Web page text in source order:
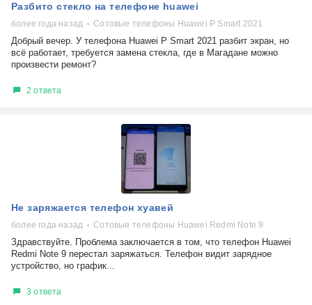
Разбито стекло на телефоне huawei
более года назад Сотовые телефоны Huawei P Smart 2021
Добрый вечер. У телефона Huawei P Smart 2021 разбит экран, но
всё работает, требуется замена стекла, где в Магадане можно
произвести ремонт?
2 ответа
Не заряжается телефон хуавей
более года назад Сотовые телефоны Huawei Redmi Note 9
Здравствуйте. Проблема заключается в том, что телефон Huawei
Redmi Note 9 перестал заряжаться. Телефон видит зарядное
устройство, но график...
3 ответа